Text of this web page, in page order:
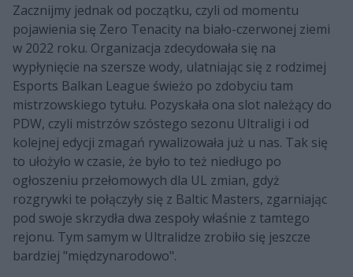
Zacznijmy jednak od początku, czyli od momentu
pojawienia się Zero Tenacity na biało-czerwonej ziemi
w 2022 roku. Organizacja zdecydowała się na
wypłynięcie na szersze wody, ulatniając się z rodzimej
Esports Balkan League świeżo po zdobyciu tam
mistrzowskiego tytułu. Pozyskała ona slot należący do
PDW, czyli mistrzów szóstego sezonu Ultraligi i od
kolejnej edycji zmagań rywalizowała już u nas. Tak się
to ułożyło w czasie, że było to też niedługo po
ogłoszeniu przełomowych dla UL zmian, gdyż
rozgrywki te połączyły się z Baltic Masters, zgarniając
pod swoje skrzydła dwa zespoły właśnie z tamtego
rejonu. Tym samym w Ultralidze zrobiło się jeszcze
bardziej "międzynarodowo".